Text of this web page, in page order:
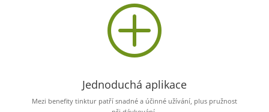
P
Jednoduchá aplikace
Mezi benefity tinktur patří snadné a účinné užívání, plus pružnost